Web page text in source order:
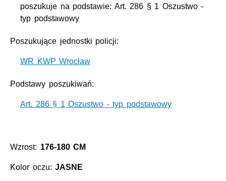
poszukuje na podstawie: Art. 286 § 1 Oszustwo -
typ podstawowy
Poszukujące jednostki policji:
WR KWP Wrocław
Podstawy poszukiwań:
Art. 286 § 1 Oszustwo - typ podstawowy
Wzrost: 176-180 CM
Kolor oczu:JASNE